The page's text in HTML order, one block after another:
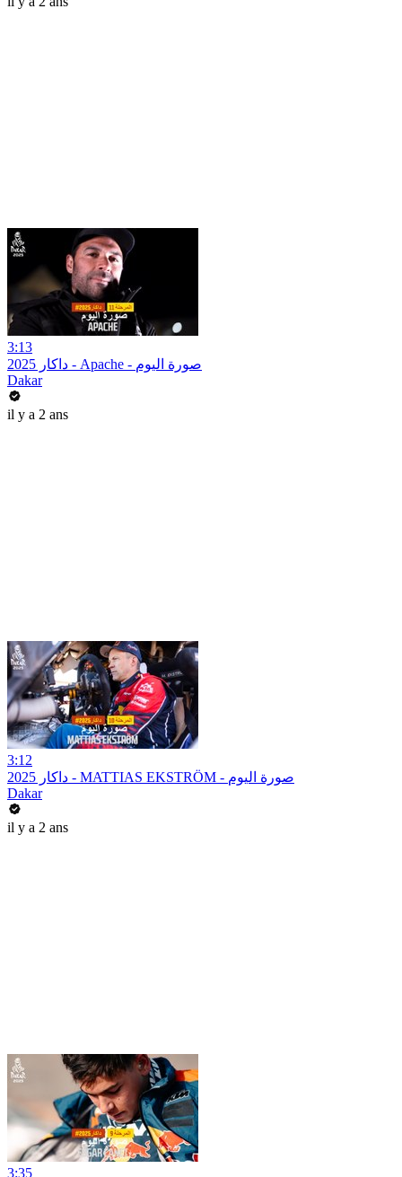
3:13
داكار 2025 - Apache - صورة اليوم
Dakar
il y a 2 ans
3:12
داكار 2025 - MATTIAS EKSTRÖM - صورة اليوم
Dakar
il y a 2 ans
3:35